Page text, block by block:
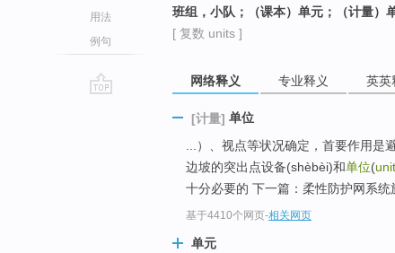
用法
例句
班组，小队；（课本）单元；（计量）
[ 复数 units ]
网络释义 专业释义 英英
[计量] 单位
...）、视点等状况确定，首要作用
边坡的突出点设备(shèbèi)和单位(unit
十分必要的 下一篇：柔性防护网系统
基于4410个网页-相关网页
单元